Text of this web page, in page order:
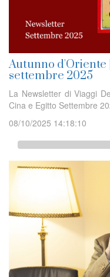
Autunno d'Oriente
settembre 2025
La Newsletter di Viaggi
Cina e Egitto Settembre
08/10/2025 14:18:10